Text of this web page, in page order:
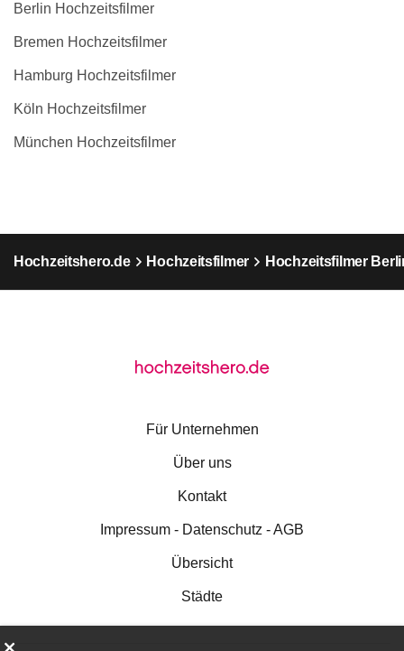
Berlin Hochzeitsfilmer
Bremen Hochzeitsfilmer
Hamburg Hochzeitsfilmer
Köln Hochzeitsfilmer
München Hochzeitsfilmer
Hochzeitshero.de Hochzeitsfilmer Hochzeitsfilmer
Für Unternehmen
Über uns
Kontakt
Impressum - Datenschutz - AGB
Übersicht
Städte